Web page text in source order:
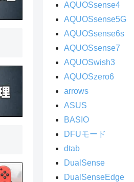
AQUOSsense4
AQUOSsense5G
AQUOSsense6s
AQUOSsense7
AQUOSwish3
AQUOSzero6
arrows
ASUS
BASIO
DFUモード
dtab
DualSense
DualSenseEdge